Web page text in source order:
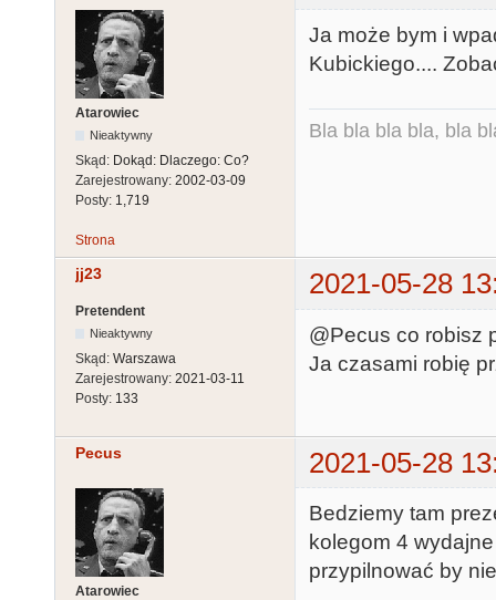
Atarowiec
Nieaktywny
Skąd: Dokąd: Dlaczego: Co?
Zarejestrowany: 2002-03-09
Posty: 1,719
Ja może bym i
Kubickiego....
Bla bla bla bla, bla
Strona
jj23 2021-05-28
Pretendent
Nieaktywny
Skąd: Warszawa
Zarejestrowany: 2021-03-11
Posty: 133
@Pecus co robisz
Ja czasami robię
Pecus 2021-05-28
Atarowiec
Bedziemy tam
kolegom 4
przypilnować by